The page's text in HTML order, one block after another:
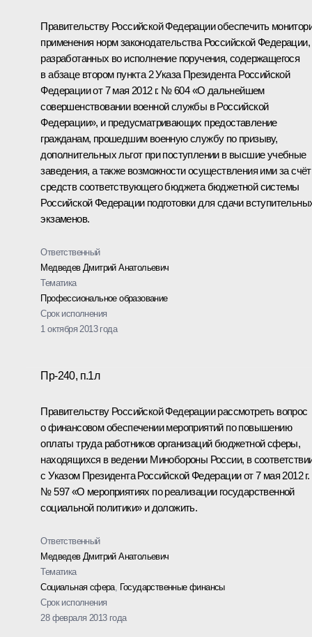
Правительству Российской Федерации обеспечить
применения норм законодательства Российской Федерации,
разработанных во исполнение поручения, содержащегося
в абзаце втором пункта 2 Указа Президента Российской
Федерации от 7 мая 2012 г. № 604 «О дальнейшем
совершенствовании военной службы в Российской
Федерации», и предусматривающих предоставление
гражданам, прошедшим военную службу по призыву,
дополнительных льгот при поступлении в высшие учебные
заведения, а также возможности осуществления ими за счёт
средств соответствующего бюджета бюджетной системы
Российской Федерации подготовки для сдачи
экзаменов.
Ответственный
Медведев Дмитрий Анатольевич
Тематика
Профессиональное образование
Срок исполнения
1 октября 2013 года
Пр-240, п.1л
Правительству Российской Федерации рассмотреть вопрос
о финансовом обеспечении мероприятий по повышению
оплаты труда работников организаций бюджетной сферы,
находящихся в ведении Минобороны России, в
с Указом Президента Российской Федерации от 7 мая 2012 г.
№ 597 «О мероприятиях по реализации государственной
социальной политики» и доложить.
Ответственный
Медведев Дмитрий Анатольевич
Тематика
Социальная сфера, Государственные финансы
Срок исполнения
28 февраля 2013 года